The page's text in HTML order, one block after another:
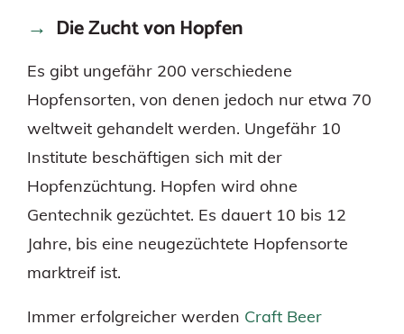
Die Zucht von Hopfen
Es gibt ungefähr 200 verschiedene
Hopfensorten, von denen jedoch nur etwa 70
weltweit gehandelt werden. Ungefähr 10
Institute beschäftigen sich mit der
Hopfenzüchtung. Hopfen wird ohne
Gentechnik gezüchtet. Es dauert 10 bis 12
Jahre, bis eine neugezüchtete Hopfensorte
marktreif ist.
Immer erfolgreicher werden Craft Beer